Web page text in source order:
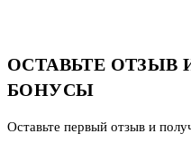
ОСТАВЬТЕ ОТЗЫВ
БОНУСЫ
Оставьте первый отзыв и